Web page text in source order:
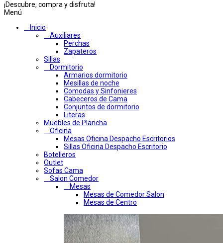
¡Descubre, compra y disfruta!
Menú
Inicio
Auxiliares
Perchas
Zapateros
Sillas
Dormitorio
Armarios dormitorio
Mesillas de noche
Comodas y Sinfonieres
Cabeceros de Cama
Conjuntos de dormitorio
Literas
Muebles de Plancha
Oficina
Mesas Oficina Despacho Escritorios
Sillas Oficina Despacho Escritorio
Botelleros
Outlet
Sofas Cama
Salon Comedor
Mesas
Mesas de Comedor Salon
Mesas de Centro